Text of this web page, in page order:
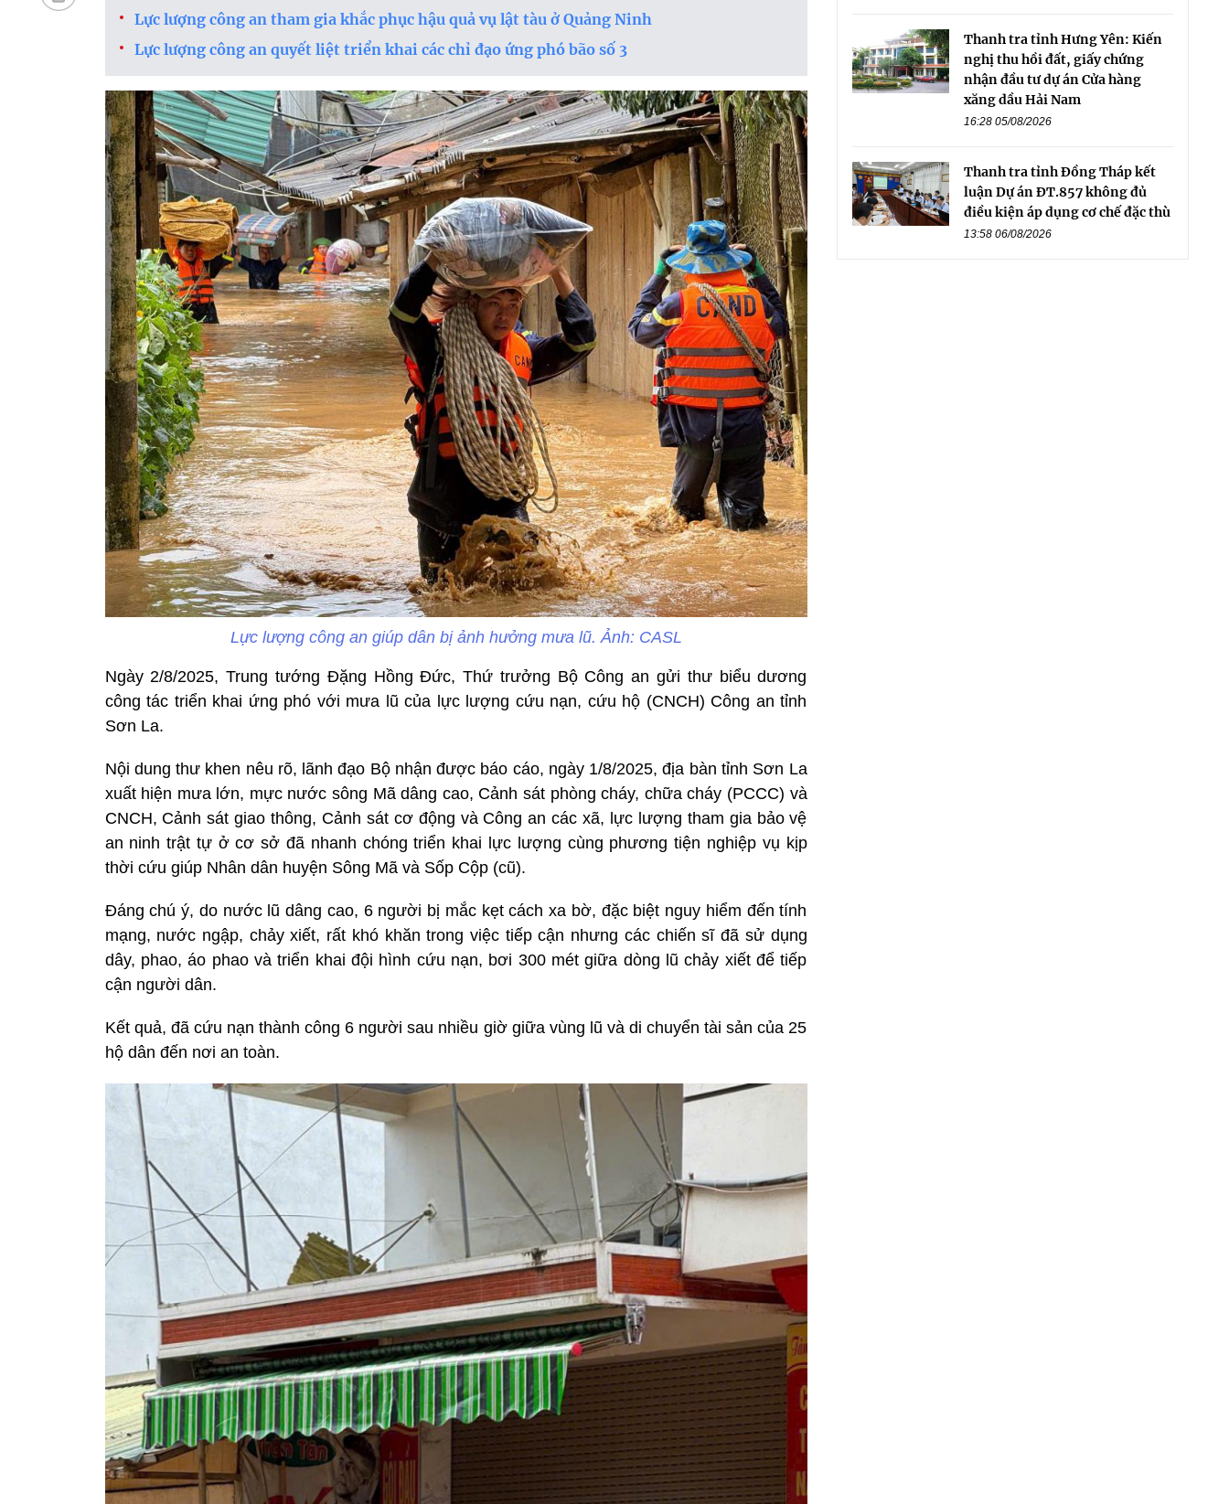
Lực lượng công an tham gia khắc phục hậu quả vụ lật tàu ở Quảng Ninh
Lực lượng công an quyết liệt triển khai các chỉ đạo ứng phó bão số 3
Lực lượng công an giúp dân bị ảnh hưởng mưa lũ. Ảnh: CASL
Ngày 2/8/2025, Trung tướng Đặng Hồng Đức, Thứ trưởng Bộ Công an gửi thư biểu dương
công tác triển khai ứng phó với mưa lũ của lực lượng cứu nạn, cứu hộ (CNCH) Công an tỉnh
Sơn La.
Nội dung thư khen nêu rõ, lãnh đạo Bộ nhận được báo cáo, ngày 1/8/2025, địa bàn tỉnh Sơn La
xuất hiện mưa lớn, mực nước sông Mã dâng cao, Cảnh sát phòng cháy, chữa cháy (PCCC) và
CNCH, Cảnh sát giao thông, Cảnh sát cơ động và Công an các xã, lực lượng tham gia bảo vệ
an ninh trật tự ở cơ sở đã nhanh chóng triển khai lực lượng cùng phương tiện nghiệp vụ kịp
thời cứu giúp Nhân dân huyện Sông Mã và Sốp Cộp (cũ).
Đáng chú ý, do nước lũ dâng cao, 6 người bị mắc kẹt cách xa bờ, đặc biệt nguy hiểm đến tính
mạng, nước ngập, chảy xiết, rất khó khăn trong việc tiếp cận nhưng các chiến sĩ đã sử dụng
dây, phao, áo phao và triển khai đội hình cứu nạn, bơi 300 mét giữa dòng lũ chảy xiết để tiếp
cận người dân.
Kết quả, đã cứu nạn thành công 6 người sau nhiều giờ giữa vùng lũ và di chuyển tài sản của 25
hộ dân đến nơi an toàn.
Thanh tra tỉnh Hưng Yên: Kiến
nghị thu hồi đất, giấy chứng
nhận đầu tư dự án Cửa hàng
xăng dầu Hải Nam
16:28 05/08/2026
Thanh tra tỉnh Đồng Tháp kết
luận Dự án ĐT.857 không đủ
điều kiện áp dụng cơ chế đặc thù
13:58 06/08/2026